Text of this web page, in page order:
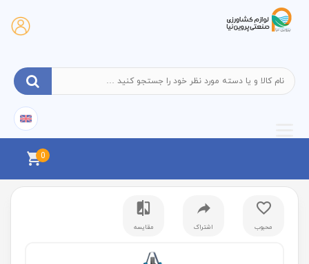
0
محبوب اشتراک مقایسه